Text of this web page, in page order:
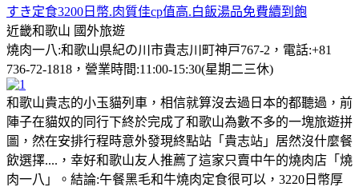
すき定食3200日幣.肉質佳cp值高.白飯湯品免費續到飽
近畿和歌山 國外旅遊
燒肉一八:和歌山県紀の川市貴志川町神戸767-2，電話:+81
736-72-1818，營業時間:11:00-15:30(星期二三休)
和歌山貴志的小玉貓列車，相信就算沒去過日本的都聽過，前
陣子在貓奴的同行下終於完成了和歌山為數不多的一塊旅遊拼
圖，然在安排行程時意外發現終點站「貴志站」居然沒什麼餐
飲選擇....，幸好和歌山友人推薦了這家只賣中午的燒肉店「燒
肉一八」。結論:午餐黑毛和牛燒肉定食很可以，3220日幣厚